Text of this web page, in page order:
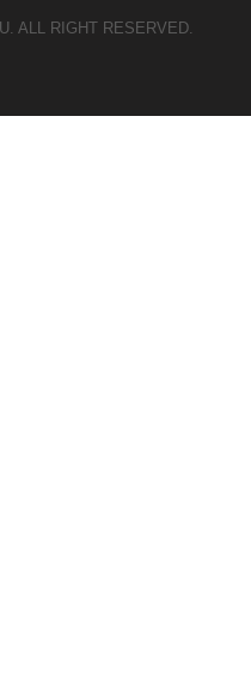
ALL RIGHT RESERVED.